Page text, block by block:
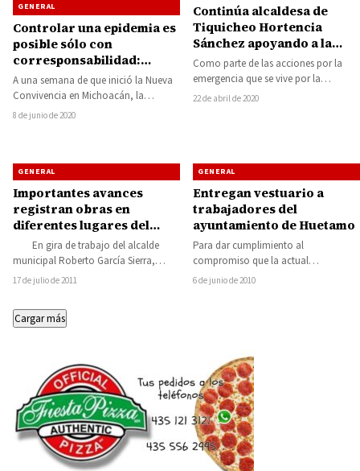
GENERAL
Controlar una epidemia es
posible sólo con
corresponsabilidad:
Silvano Aureoles
A una semana de que inició la Nueva
Convivencia en Michoacán, la
población no puede y no debe…
8 de junio de 2020
Continúa alcaldesa de
Tiquicheo Hortencia
Sánchez apoyando a la
población ante la
contingencia del Covid-19
Como parte de las acciones por la
emergencia que se vive por la
pandemia del Covid-19 ya en…
22 de abril de 2020
GENERAL
Importantes avances
registran obras en
diferentes lugares del
municipio
En gira de trabajo del alcalde
municipal Roberto García Sierra,
regidores y funcionarios supervisaron
17 de julio de 2011
GENERAL
Entregan vestuario a
trabajadores del
ayuntamiento de Huetamo
Para dar cumplimiento al
compromiso que la actual
administración que encabeza Roberto
6 de junio de 2010
Cargar más